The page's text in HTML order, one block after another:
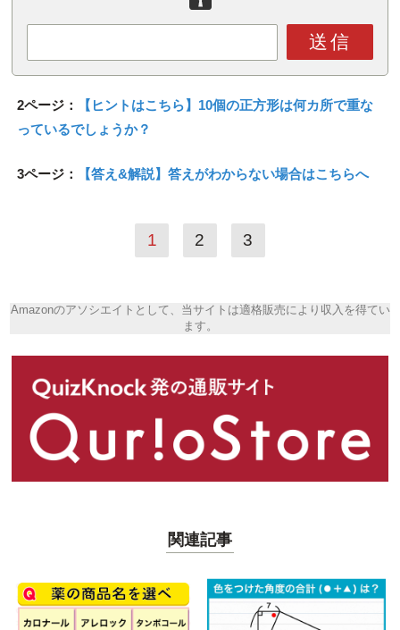
送信
2ページ：
【ヒントはこちら】10個の正方形は何カ所で重な
っているでしょうか？
3ページ： 【答え&解説】答えがわからない場合はこちらへ
1 2 3
Amazonのアソシエイトとして、当サイトは適格販売により収入を得てい
ます。
関連記事